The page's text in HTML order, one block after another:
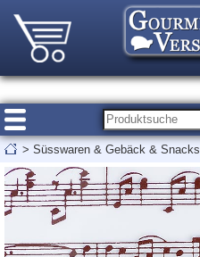
> Süsswaren & Gebäck & Snacks